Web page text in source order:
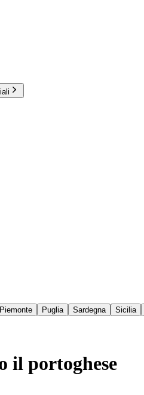
Piemonte Puglia Sardegna Sicilia
il portoghese